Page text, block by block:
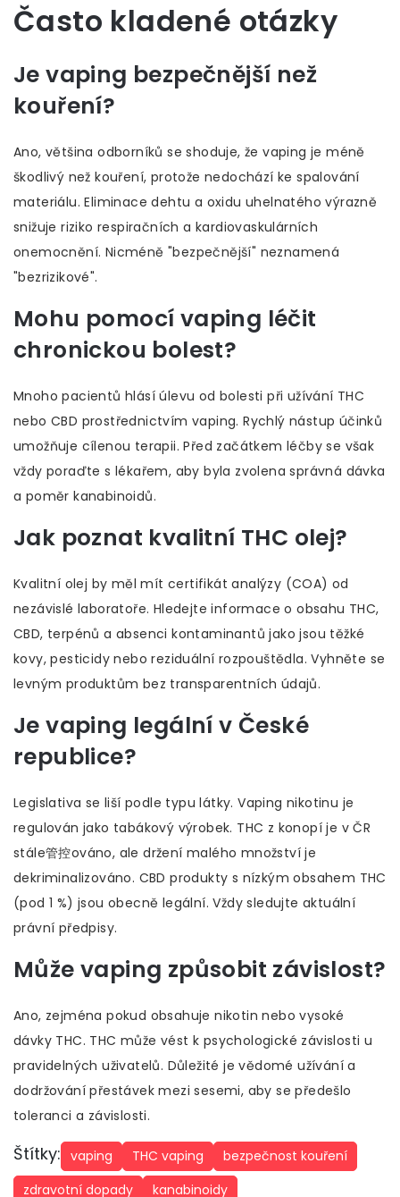
Často kladené otázky
Je vaping bezpečnější než
kouření?
Ano, většina odborníků se shoduje, že vaping je méně
škodlivý než kouření, protože nedochází ke spalování
materiálu. Eliminace dehtu a oxidu uhelnatého výrazně
snižuje riziko respiračních a kardiovaskulárních
onemocnění. Nicméně "bezpečnější" neznamená
"bezrizikové".
Mohu pomocí vaping léčit
chronickou bolest?
Mnoho pacientů hlásí úlevu od bolesti při užívání THC
nebo CBD prostřednictvím vaping. Rychlý nástup účinků
umožňuje cílenou terapii. Před začátkem léčby se však
vždy poraďte s lékařem, aby byla zvolena správná dávka
a poměr kanabinoidů.
Jak poznat kvalitní THC olej?
Kvalitní olej by měl mít certifikát analýzy (COA) od
nezávislé laboratoře. Hledejte informace o obsahu THC,
CBD, terpénů a absenci kontaminantů jako jsou těžké
kovy, pesticidy nebo reziduální rozpouštědla. Vyhněte se
levným produktům bez transparentních údajů.
Je vaping legální v České
republice?
Legislativa se liší podle typu látky. Vaping nikotinu je
regulován jako tabákový výrobek. THC z konopí je v ČR
stále管控ováno, ale držení malého množství je
dekriminalizováno. CBD produkty s nízkým obsahem THC
(pod 1 %) jsou obecně legální. Vždy sledujte aktuální
právní předpisy.
Může vaping způsobit závislost?
Ano, zejména pokud obsahuje nikotin nebo vysoké
dávky THC. THC může vést k psychologické závislosti u
pravidelných uživatelů. Důležité je vědomé užívání a
dodržování přestávek mezi sesemi, aby se předešlo
toleranci a závislosti.
Štítky: vaping THC vaping
bezpečnost kouření
zdravotní dopady
kanabinoidy